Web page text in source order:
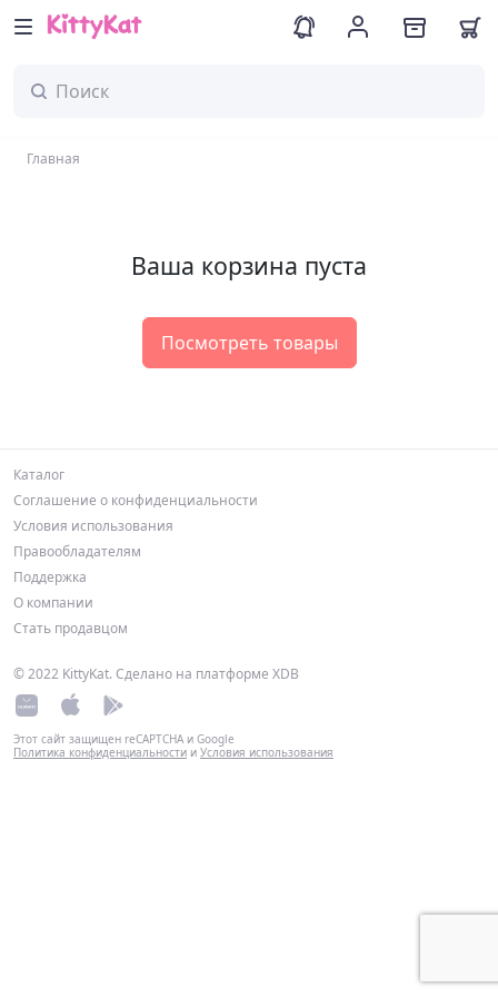
Главная
Ваша корзина пуста
Посмотреть товары
Каталог
Соглашение о конфиденциальности
Условия использования
Правообладателям
Поддержка
О компании
Стать продавцом
© 2022 KittyKat. Сделано на платформе XDB
Этот сайт защищен reCAPTCHA и Google
Политика конфиденциальности и Условия использования